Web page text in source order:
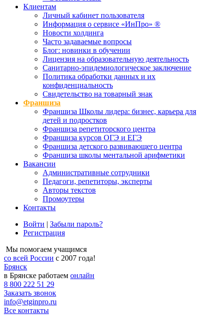
Клиентам
Личный кабинет пользователя
Информация о сервисе «ИнПро» ®
Новости холдинга
Часто задаваемые вопросы
Блог: новинки в обучении
Лицензия на образовательную деятельность
Санитарно-эпидемиологическое заключение
Политика обработки данных и их
конфиденциальность
Свидетельство на товарный знак
Франшиза
Франшиза Школы лидера: бизнес, карьера для
детей и подростков
Франшиза репетиторского центра
Франшиза курсов ОГЭ и ЕГЭ
Франшиза детского развивающего центра
Франшиза школы ментальной арифметики
Вакансии
Административные сотрудники
Педагоги, репетиторы, эксперты
Авторы текстов
Промоутеры
Контакты
Войти | Забыли пароль?
Регистрация
Мы помогаем учащимся
со всей России с 2007 года!
Брянск
в Брянске работаем онлайн
8 800 222 51 29
Заказать звонок
info@etginpro.ru
Все контакты